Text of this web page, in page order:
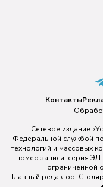
Контакты
Сетевое издание
Федеральной службой
технологий и массовых
номер записи: серия
ограниченной
Главный редактор: